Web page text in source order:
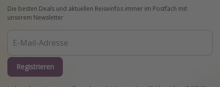
Die besten Deals und aktuellen Reiseinfos immer im Postfach mit
unserem Newsletter
Registrieren